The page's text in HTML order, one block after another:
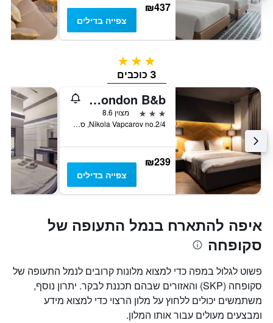
₪437
צפייה בדילים
3 כוכבים
3 כוכבים
Hotel London B&b
3 כוכבים
מצוין 8.6
Nikola Vapcarov no.2/4, סקופיה, מקדוניה
₪239
צפייה בדילים
איפה להתארח בנמל התעופה של
סקופחה
פשוט לגלול במפה כדי למצוא מלונות קרובים לנמל התעופה של
סקופחה (SKP) והאזורים שבהם תכננת לבקר. יתרון נוסף,
משתמשים יכולים ללחוץ על מלון הרצוי כדי למצוא מידע
ומבצעים מעולים עבור אותו המלון.